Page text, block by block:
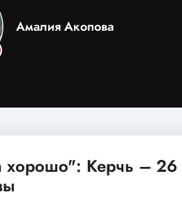
Амалия Акопова
Керчь – 26